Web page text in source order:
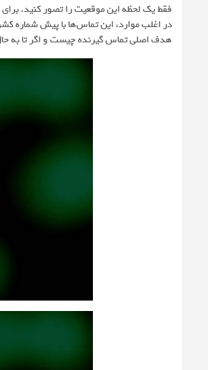
فقط یک لحظه این موقعیت را تصور کنید.
در اغلب موارد، این تماس‌ها با پیش
هدف اصلی تماس گیرنده چیست و اگر تا به